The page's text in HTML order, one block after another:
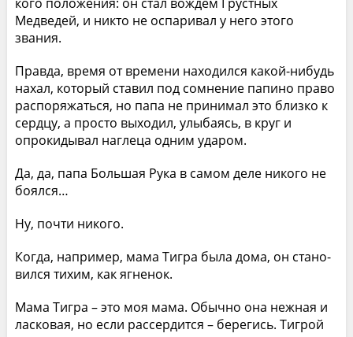
Медведей, и никто не оспаривал у него этого
звания.
Правда, время от времени находился какой-нибудь
нахал, который ставил под сомнение папино право
рас­поряжаться, но папа не принимал это близко к
сердцу, а просто выходил, улыбаясь, в круг и
опрокидывал на­глеца одним ударом.
Да, да, папа Большая Рука в самом деле никого не
боялся…
Ну, почти никого.
Когда, например, мама Тигра была дома, он стано­
вился тихим, как ягненок.
Мама Тигра – это моя мама. Обычно она нежная и
ласковая, но если рассердится – берегись. Тигрой